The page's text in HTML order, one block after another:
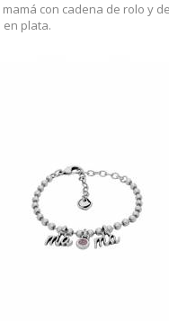
mamá con cadena de rolo y
plata.